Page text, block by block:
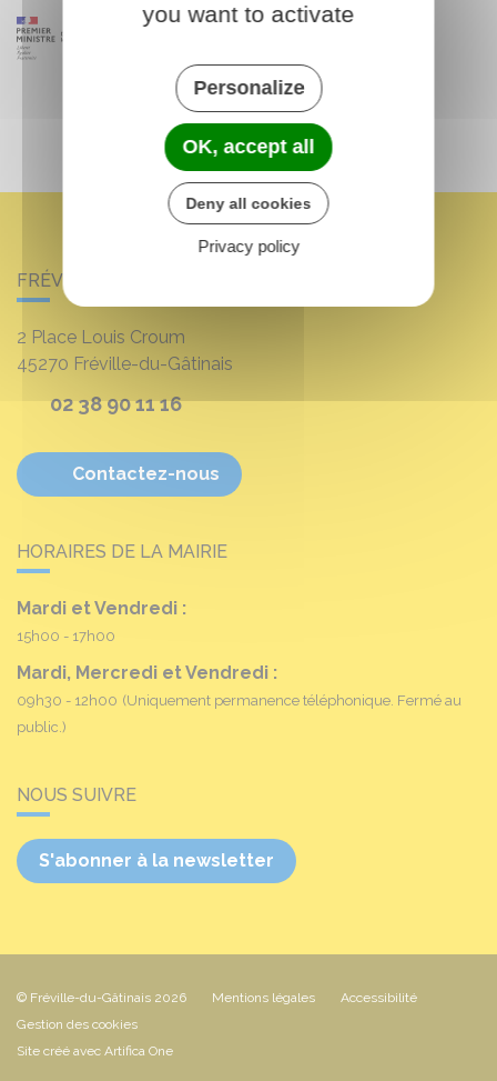
FRÉVILLE-DU-GÂTINAIS
2 Place Louis Croum
45270 Fréville-du-Gâtinais
02 38 90 11 16
Contactez-nous
HORAIRES DE LA MAIRIE
Mardi et Vendredi :
15h00 - 17h00
Mardi, Mercredi et Vendredi :
09h30 - 12h00 (Uniquement permanence téléphonique. Fermé au
public.)
NOUS SUIVRE
S'abonner à la newsletter
© Fréville-du-Gâtinais 2026 Mentions légales
Accessibilité
Gestion des cookies
Site créé avec Artifica One
you want to activate
Personalize
OK, accept all
Deny all cookies
Privacy policy